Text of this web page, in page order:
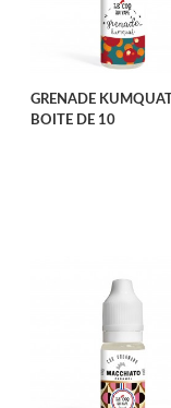
GRENADE KUMQUAT
BOITE DE 10